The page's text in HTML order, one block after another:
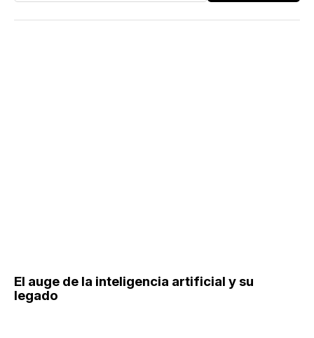
El auge de la inteligencia artificial y su
legado